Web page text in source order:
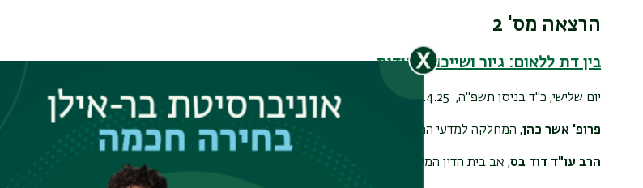
הרצאה מס' 2
בין דת ללאום: גיור ושייכות יהודית
יום שלישי, כ"ד בניסן תשפ"ה,
פרופ' אשר כהן, המחלקה למדעי המדינה, אוניברסיטת בר אילן
הרב עו"ד דוד בס, אב בית הדין המיוחד לגיור, המדרשה, אוניברסיטת בר-אילן